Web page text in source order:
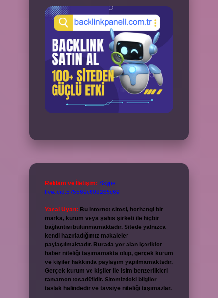
Reklam ve İletişim: Skype:
live:.cid.575569c608265c69
Yasal Uyarı: Bu internet sitesi, herhangi bir
marka, kurum veya şahıs şirketi ile hiçbir
bağlantısı bulunmamaktadır. Sitede yalnızca
kendi hazırladığımız makaleler
paylaşılmaktadır. Burada yer alan içerikler
haber niteliği taşımamakta olup, gerçek kurum
ve kişiler hakkında paylaşım yapılmamaktadır.
Gerçek kurum ve kişiler ile isim benzerlikleri
tamamen tesadüfidir. Sitemizdeki bilgiler
taslak halindedir ve tavsiye niteliği taşımazlar.